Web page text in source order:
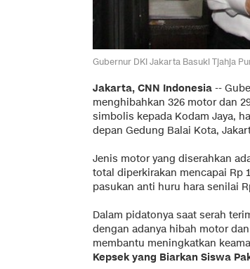
Gubernur DKI Jakarta Basuki Tjahja
Jakarta, CNN Indonesia --
menghibahkan 326 motor dan
simbolis kepada Kodam Jaya,
depan Gedung Balai Kota,
Jenis motor yang diserahkan
total diperkirakan mencapai Rp
pasukan anti huru hara senilai
Dalam pidatonya saat serah
dengan adanya hibah motor
membantu meningkatkan
Kepsek yang Biarkan Siswa